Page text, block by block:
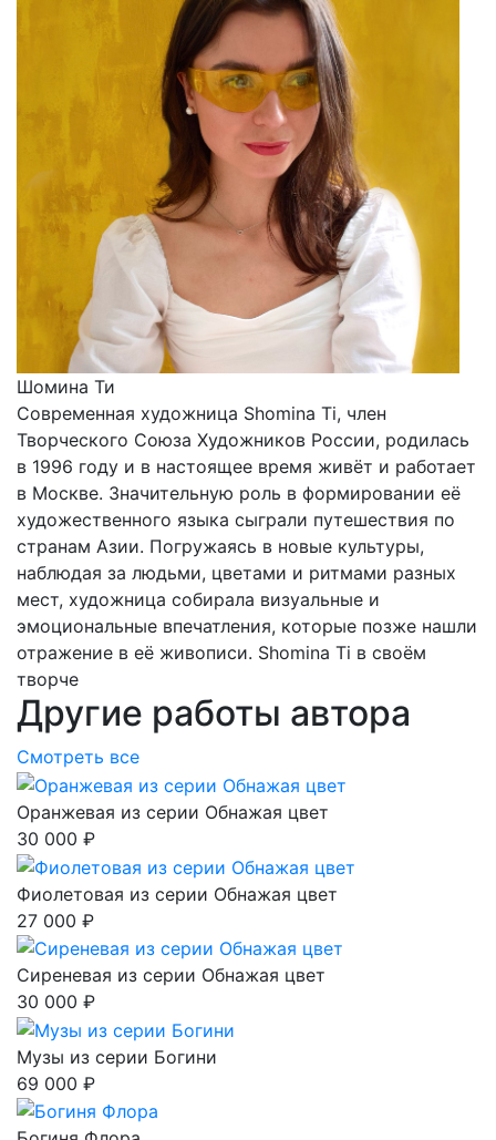
Шомина Ти
Современная художница Shomina Ti, член
Творческого Союза Художников России, родилась
в 1996 году и в настоящее время живёт и работает
в Москве. Значительную роль в формировании её
художественного языка сыграли путешествия по
странам Азии. Погружаясь в новые культуры,
наблюдая за людьми, цветами и ритмами разных
мест, художница собирала визуальные и
эмоциональные впечатления, которые позже нашли
отражение в её живописи. Shomina Ti в своём
творче
Другие работы автора
Смотреть все
Оранжевая из серии Обнажая цвет
30 000 ₽
Фиолетовая из серии Обнажая цвет
27 000 ₽
Сиреневая из серии Обнажая цвет
30 000 ₽
Музы из серии Богини
69 000 ₽